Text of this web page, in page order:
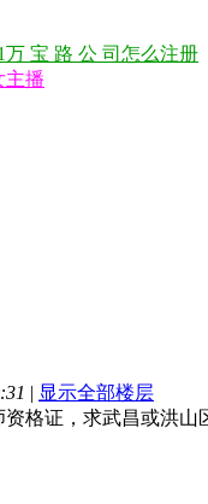
万 宝 路 公 司怎么注册
主播
| 显示全部楼层
格证，求武昌或洪山